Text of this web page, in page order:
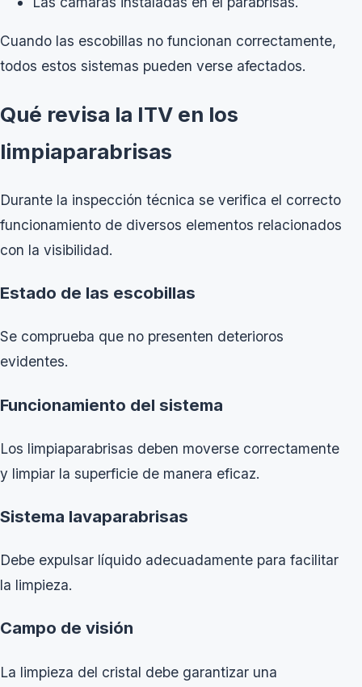
Cuando las escobillas no funcionan correctamente,
todos estos sistemas pueden verse afectados.
Qué revisa la ITV en los
limpiaparabrisas
Durante la inspección técnica se verifica el correcto
funcionamiento de diversos elementos relacionados
con la visibilidad.
Estado de las escobillas
Se comprueba que no presenten deterioros
evidentes.
Funcionamiento del sistema
Los limpiaparabrisas deben moverse correctamente
y limpiar la superficie de manera eficaz.
Sistema lavaparabrisas
Debe expulsar líquido adecuadamente para facilitar
la limpieza.
Campo de visión
La limpieza del cristal debe garantizar una